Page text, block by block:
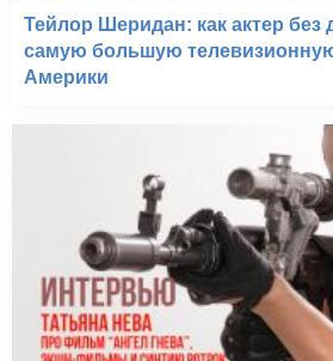
Тейлор Шеридан: как актер без
самую большую
Америки